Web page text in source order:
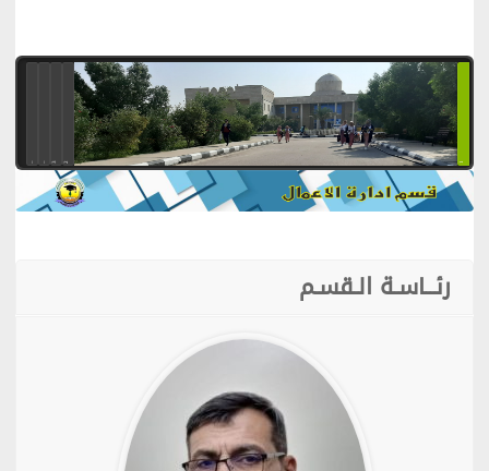
1
2
3
رئــاسـة الـقسـم